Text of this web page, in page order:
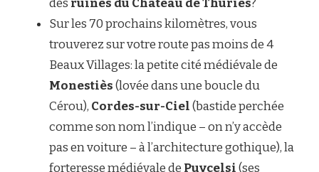
des ruines du Château de Thuriès?
Sur les 70 prochains kilomètres, vous
trouverez sur votre route pas moins de 4
Beaux Villages: la petite cité médiévale de
Monestiès(lovée dans une boucle du
Cérou), Cordes-sur-Ciel(bastide perchée
comme son nom l’indique – on n’y accède
pas en voiture – à l’architecture gothique), la
forteresse médiévale de Puycelsi(ses